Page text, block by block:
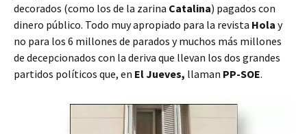
decorados (como los de la zarina Catalina) pagados con
dinero público. Todo muy apropiado para la revista Hola y
no para los 6 millones de parados y muchos más millones
de decepcionados con la deriva que llevan los dos grandes
partidos políticos que, en El Jueves, llaman PP-SOE.